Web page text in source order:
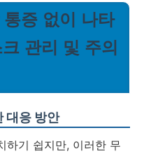
증 없이 나타
관리 및 주의
대응 방안
하기 쉽지만, 이러한 무